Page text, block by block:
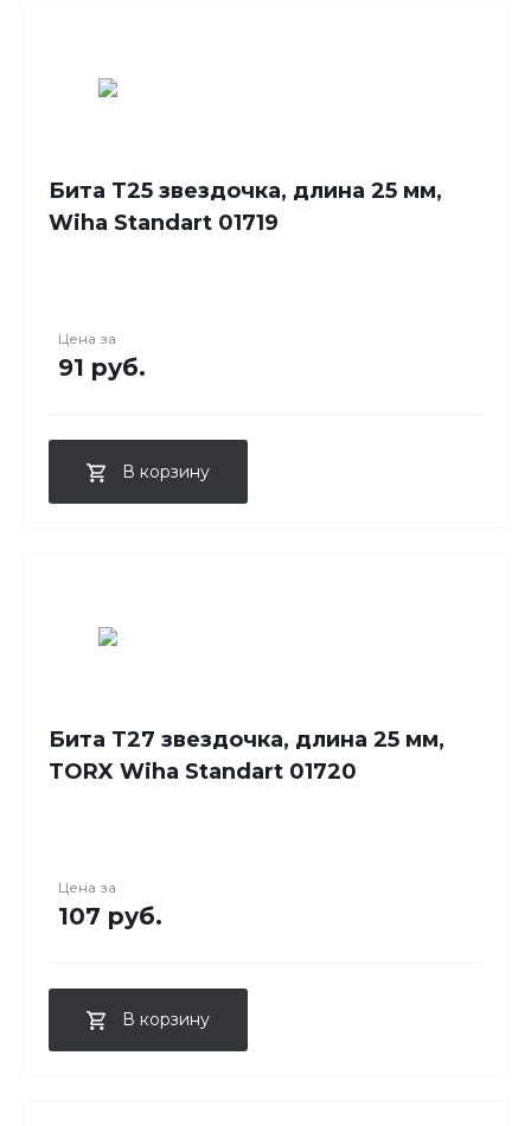
Бита T25 звездочка, длина 25 мм,
Wiha Standart 01719
Цена за
91 руб.
В корзину
Бита T27 звездочка, длина 25 мм,
TORX Wiha Standart 01720
Цена за
107 руб.
В корзину